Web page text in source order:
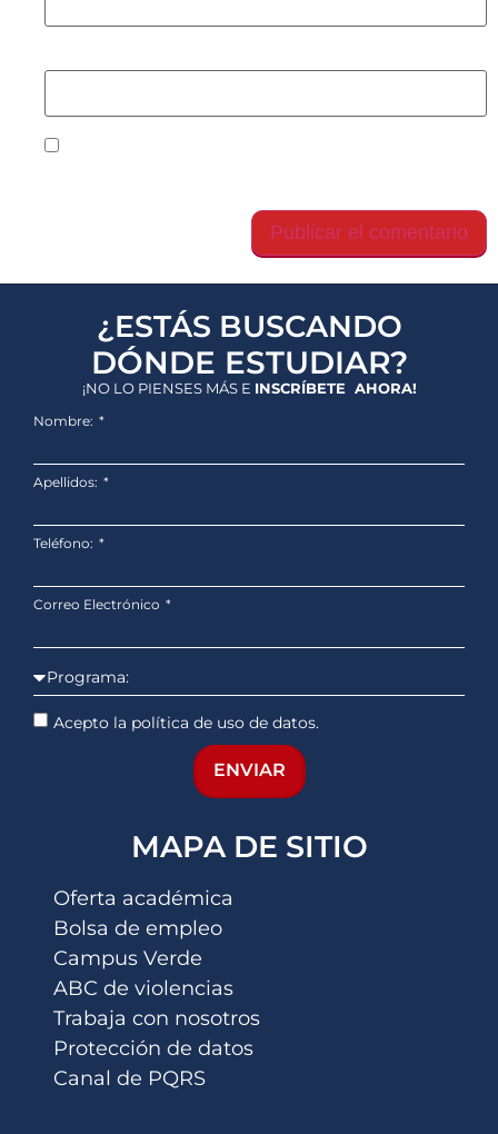
¿ESTÁS BUSCANDO
DÓNDE ESTUDIAR?
¡NO LO PIENSES MÁS E INSCRÍBETE AHORA!
Nombre:
Apellidos:
Teléfono:
Correo Electrónico
Acepto la política de uso de datos.
ENVIAR
MAPA DE SITIO
Oferta académica
Bolsa de empleo
Campus Verde
ABC de violencias
Trabaja con nosotros
Protección de datos
Canal de PQRS